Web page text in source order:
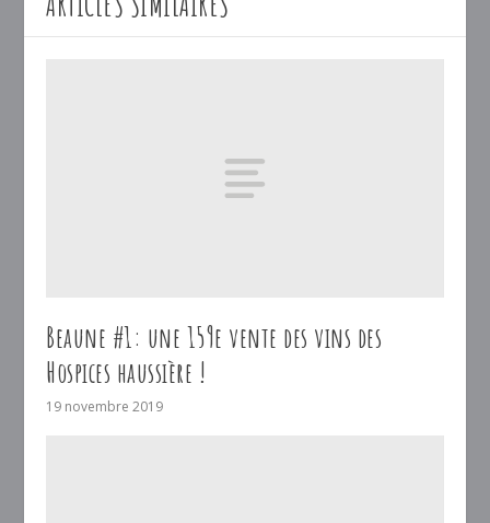
Beaune #1: une 159e vente des vins des
Hospices haussière !
19 novembre 2019